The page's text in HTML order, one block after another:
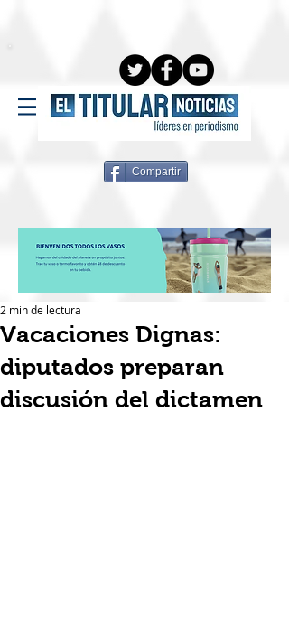
Compartir
Vacaciones Dignas:
diputados preparan
discusión del dictamen
2 min de lectura